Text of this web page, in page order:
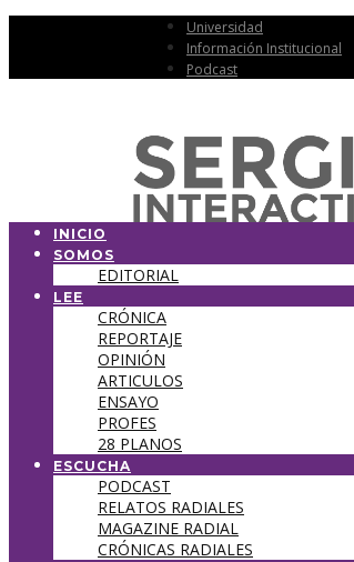
Universidad
Información Institucional
Podcast
INICIO
SOMOS
EDITORIAL
LEE
CRÓNICA
REPORTAJE
OPINIÓN
ARTICULOS
ENSAYO
PROFES
28 PLANOS
ESCUCHA
PODCAST
RELATOS RADIALES
MAGAZINE RADIAL
CRÓNICAS RADIALES